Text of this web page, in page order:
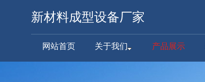
新材料成型设备厂家
网站首页 关于我们 产品展示